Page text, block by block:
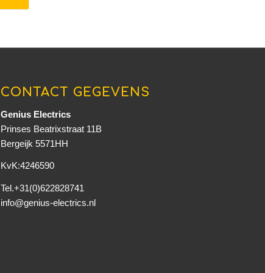
CONTACT GEGEVENS
Genius Electrics
Prinses Beatrixstraat 11B
Bergeijk 5571HH
KvK:4246590
Tel.+31(0)622828741
info@genius-electrics.nl